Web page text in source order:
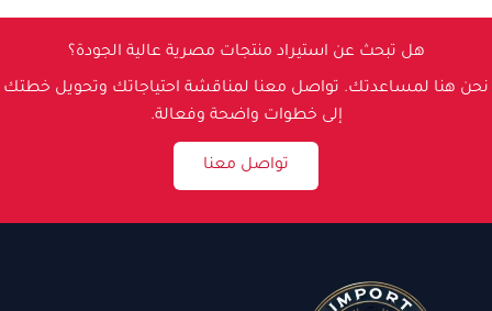
هل تبحث عن استيراد منتجات مصرية عالية الجودة؟
نحن هنا لمساعدتك. تواصل معنا لمناقشة احتياجاتك وتحويل خطتك
إلى خطوات واضحة وفعالة.
تواصل معنا